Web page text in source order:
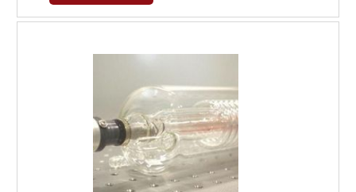
milimétrica e acabamento pronto para uso,
superior em cada projeto.